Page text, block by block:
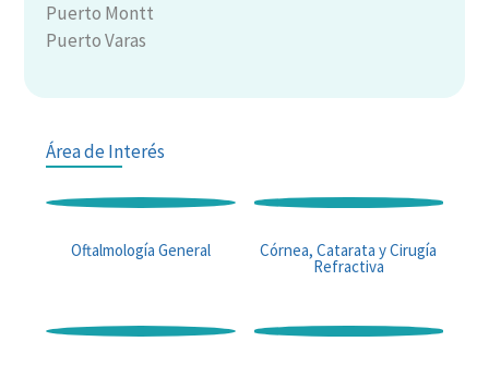
Puerto Montt
Puerto Varas
Área de Interés
Oftalmología General Córnea, Catarata y Cirugía
Refractiva